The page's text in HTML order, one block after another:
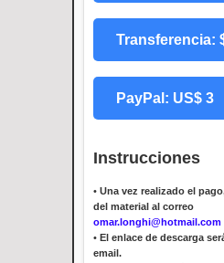
Transferencia:
PayPal: US$ 3
Instrucciones
• Una vez realizado el
del material al correo
omar.longhi@hotmail.com
• El enlace de descarga
email.